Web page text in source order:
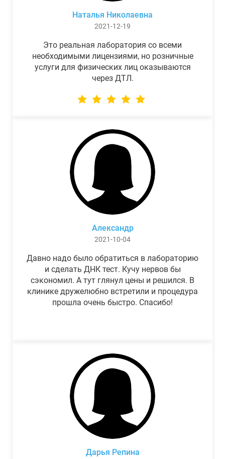
Наталья Николаевна
2021-12-19
Это реальная лаборатория со всеми
необходимыми лицензиями, но розничные
услуги для физических лиц оказываются
через ДТЛ.
Александр
2021-10-04
Давно надо было обратиться в лабораторию
и сделать ДНК тест. Кучу нервов бы
сэкономил. А тут глянул цены и решился. В
клинике дружелюбно встретили и процедура
прошла очень быстро. Спасибо!
Дарья Репина